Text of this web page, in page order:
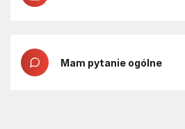
Mam pytanie ogólne